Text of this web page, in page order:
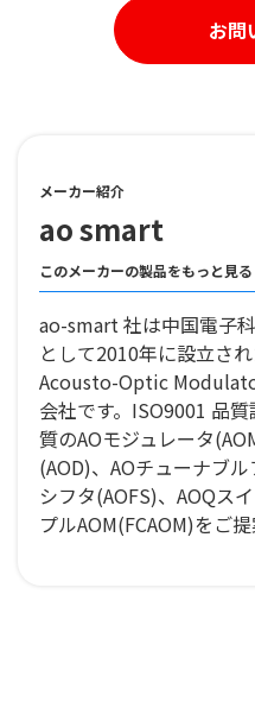
お問
メーカー紹介
ao smart
このメーカーの製品をもっと見る
ao-smart 社は中国電子
として2010年に設立さ
Acousto-Optic
会社です。ISO9001 品
質のAOモジュレータ
(AOD)、AOチューナブ
シフタ(AOFS)、AOQス
プルAOM(FCAOM)をご提